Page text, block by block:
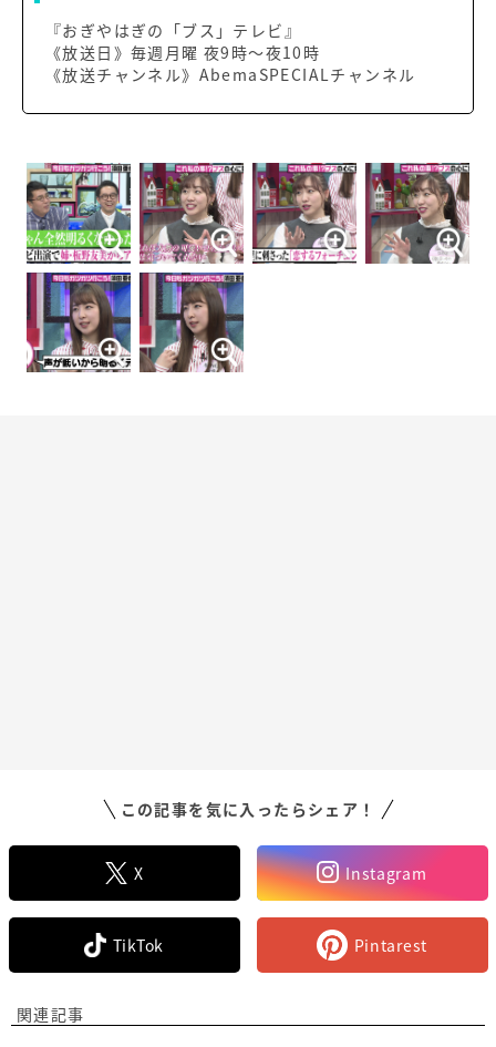
『おぎやはぎの「ブス」テレビ』
《放送日》毎週月曜 夜9時～夜10時
《放送チャンネル》AbemaSPECIALチャンネル
この記事を気に入ったらシェア！
X Instagram
TikTok Pintarest
関連記事